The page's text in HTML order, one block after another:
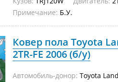
Примечание: Б.У.
Ковер пола Toyota
2TR-FE 2006 (б/у)
Автомобиль-донор: Toyota